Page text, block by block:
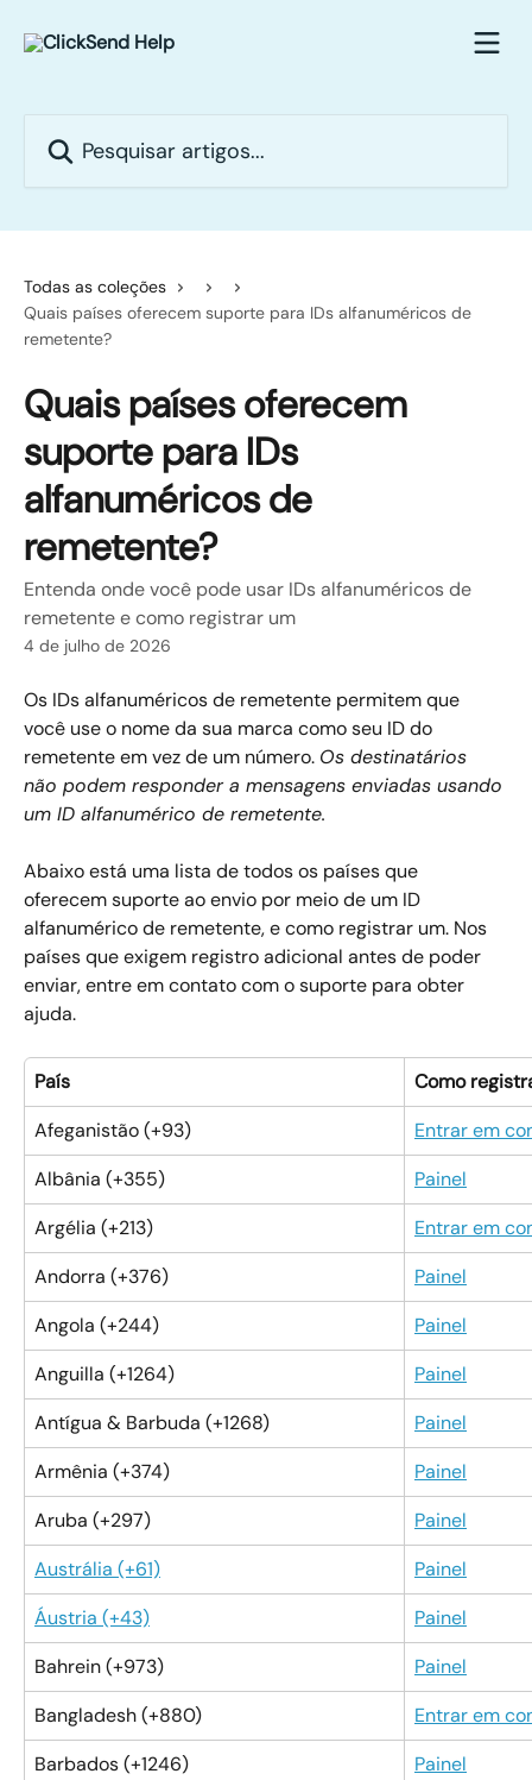
Todas as coleções
Quais países oferecem suporte para IDs alfanuméricos de
remetente?
Quais países oferecem
suporte para IDs
alfanuméricos de
remetente?
Entenda onde você pode usar IDs alfanuméricos de
remetente e como registrar um
4 de julho de 2026
Os IDs alfanuméricos de remetente permitem que
você use o nome da sua marca como seu ID do
remetente em vez de um número. Os destinatários
não podem responder a mensagens enviadas usando
um ID alfanumérico de remetente.
Abaixo está uma lista de todos os países que
oferecem suporte ao envio por meio de um ID
alfanumérico de remetente, e como registrar um. Nos
países que exigem registro adicional antes de poder
enviar, entre em contato com o suporte para obter
ajuda.
País
Como
Afeganistão (+93)
Entrar em
Albânia (+355)
Painel
Argélia (+213)
Entrar em
Andorra (+376)
Painel
Angola (+244)
Painel
Anguilla (+1264)
Painel
Antígua & Barbuda (+1268)
Painel
Armênia (+374)
Painel
Aruba (+297)
Painel
Austrália (+61)
Painel
Áustria (+43)
Painel
Bahrein (+973)
Painel
Bangladesh (+880)
Entrar em
Barbados (+1246)
Painel